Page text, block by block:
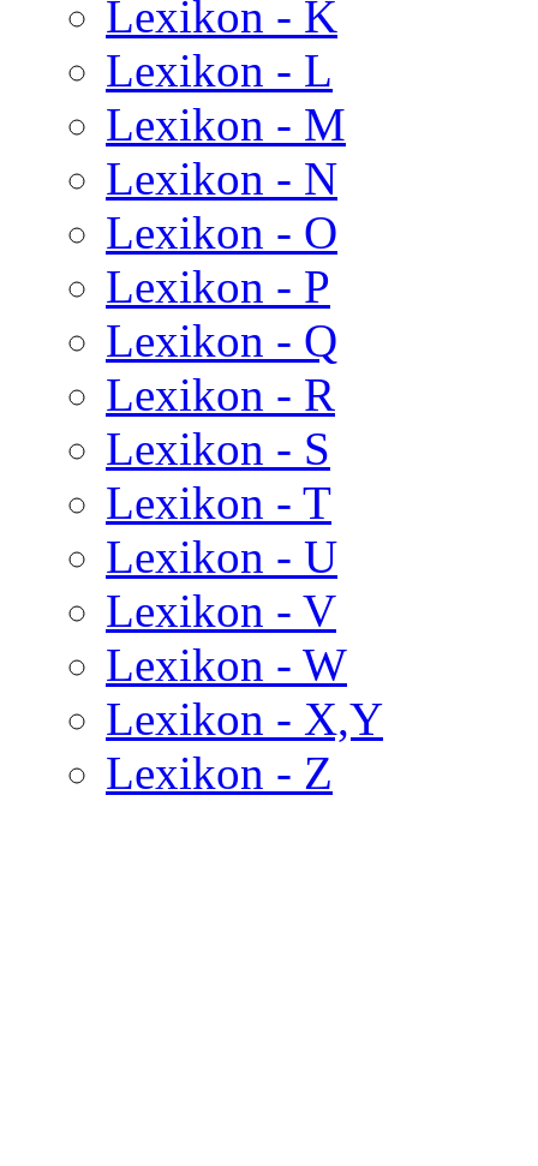
Lexikon - K
Lexikon - L
Lexikon - M
Lexikon - N
Lexikon - O
Lexikon - P
Lexikon - Q
Lexikon - R
Lexikon - S
Lexikon - T
Lexikon - U
Lexikon - V
Lexikon - W
Lexikon - X,Y
Lexikon - Z